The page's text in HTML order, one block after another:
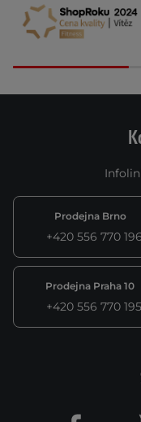
Prodejna Brno
+420 556 770 196
Prodejna Praha 10
+420 556 770 195